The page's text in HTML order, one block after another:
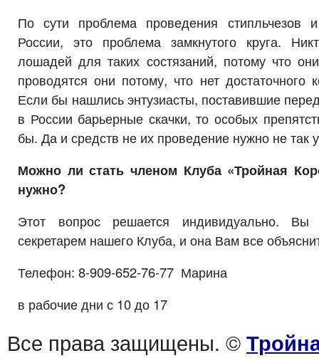
По сути проблема проведения стипльчезов
России, это проблема замкнутого круга.
лошадей для таких состязаний, потому что
проводятся они потому, что нет достаточного
Если бы нашлись энтузиасты, поставившие
в России барьерные скачки, то особых
бы. Да и средств не их проведение нужно не так
Можно ли стать членом Клуба «Тройная
нужно?
Этот вопрос решается индивидуально. Вы
секретарем нашего Клуба, и она Вам все
Телефон: 8-909-652-76-77 Марина
в рабочие дни с 10 до 17
Все права защищены. ©